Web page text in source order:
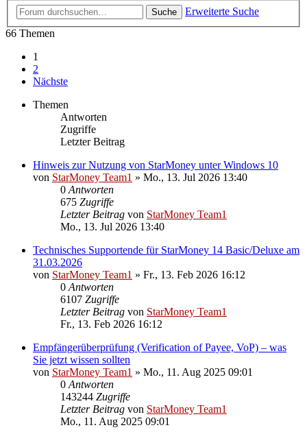
Suche
Erweiterte Suche
66 Themen
1
2
Nächste
Themen
Antworten
Zugriffe
Letzter Beitrag
Hinweis zur Nutzung von StarMoney unter Windows 10
von StarMoney Team1 » Mo., 13. Jul 2026 13:40
0 Antworten
675 Zugriffe
Letzter Beitrag von StarMoney Team1
Mo., 13. Jul 2026 13:40
Technisches Supportende für StarMoney 14 Basic/Deluxe am
31.03.2026
von StarMoney Team1 » Fr., 13. Feb 2026 16:12
0 Antworten
6107 Zugriffe
Letzter Beitrag von StarMoney Team1
Fr., 13. Feb 2026 16:12
Empfängerüberprüfung (Verification of Payee, VoP) – was
Sie jetzt wissen sollten
von StarMoney Team1 » Mo., 11. Aug 2025 09:01
0 Antworten
143244 Zugriffe
Letzter Beitrag von StarMoney Team1
Mo., 11. Aug 2025 09:01